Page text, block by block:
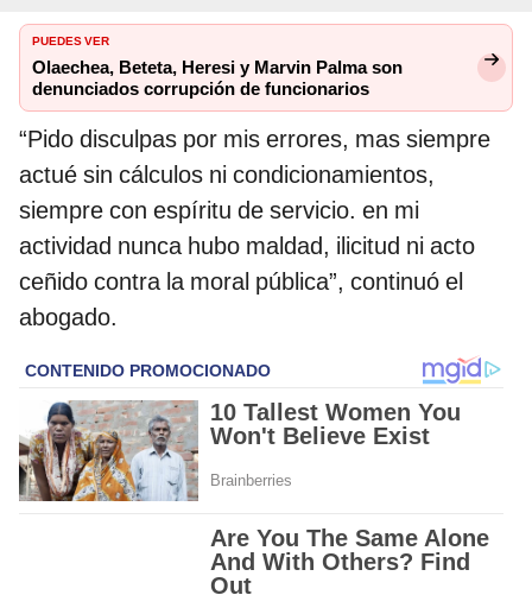
PUEDES VER
Olaechea, Beteta, Heresi y Marvin Palma son
denunciados corrupción de funcionarios
“Pido disculpas por mis errores, mas siempre
actué sin cálculos ni condicionamientos,
siempre con espíritu de servicio. en mi
actividad nunca hubo maldad, ilicitud ni acto
ceñido contra la moral pública”, continuó el
abogado.